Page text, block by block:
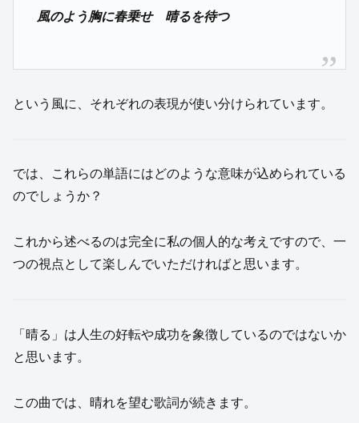
風のよう胸に春乗せ 晴るを待つ
という風に、それぞれの表現が使い分けられています。
では、これらの単語にはどのような意味が込められている
のでしょうか？
これから述べるのは完全に私の個人的な考えですので、一
つの視点として楽しんでいただければと思います。
「晴る」は人生の好転や成功を象徴しているのではないか
と思います。
この曲では、晴れを望む歌詞が続きます。